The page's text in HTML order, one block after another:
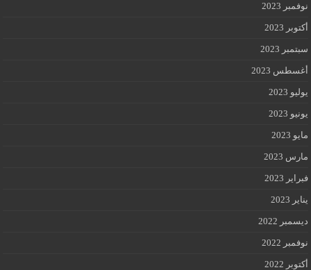
نوفمبر 2023
أكتوبر 2023
سبتمبر 2023
أغسطس 2023
يوليو 2023
يونيو 2023
مايو 2023
مارس 2023
فبراير 2023
يناير 2023
ديسمبر 2022
نوفمبر 2022
أكتوبر 2022